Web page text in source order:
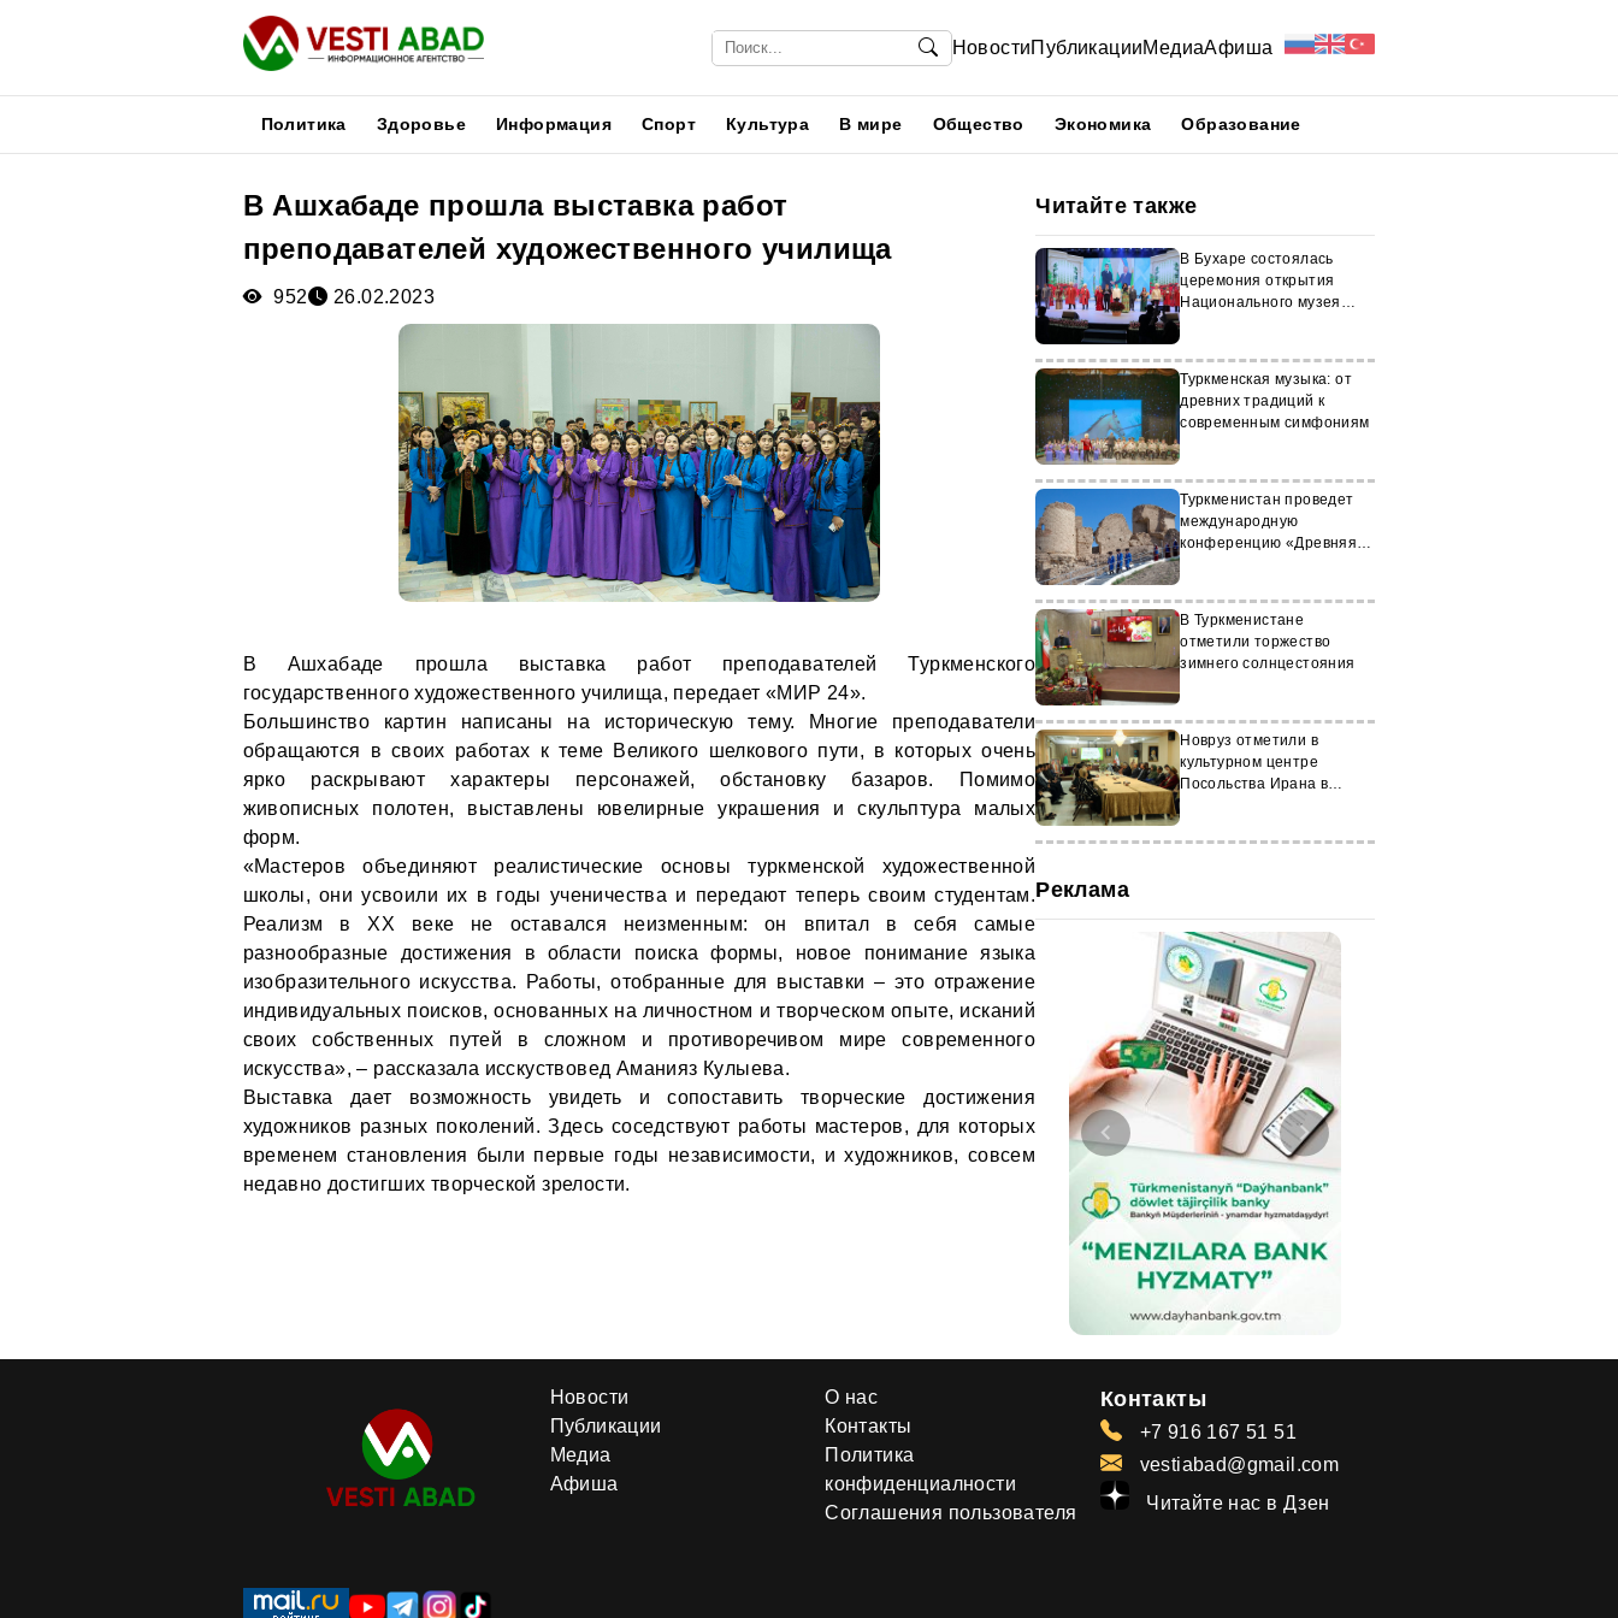
НовостиПубликацииМедиаАфиша
Политика Здоровье Информация Спорт Культура В мире Общество Экономика Образование
В Ашхабаде прошла выставка работ
преподавателей художественного училища
952 26.02.2023
В Ашхабаде прошла выставка работ преподавателей Туркменского
государственного художественного училища, передает «МИР 24».
Большинство картин написаны на историческую тему. Многие преподаватели
обращаются в своих работах к теме Великого шелкового пути, в которых очень
ярко раскрывают характеры персонажей, обстановку базаров. Помимо
живописных полотен, выставлены ювелирные украшения и скульптура малых
форм.
«Мастеров объединяют реалистические основы туркменской художественной
школы, они усвоили их в годы ученичества и передают теперь своим студентам.
Реализм в ХХ веке не оставался неизменным: он впитал в себя самые
разнообразные достижения в области поиска формы, новое понимание языка
изобразительного искусства. Работы, отобранные для выставки – это отражение
индивидуальных поисков, основанных на личностном и творческом опыте, исканий
своих собственных путей в сложном и противоречивом мире современного
искусства», – рассказала исскуствовед Аманияз Кулыева.
Выставка дает возможность увидеть и сопоставить творческие достижения
художников разных поколений. Здесь соседствуют работы мастеров, для которых
временем становления были первые годы независимости, и художников, совсем
недавно достигших творческой зрелости.
Читайте также
В Бухаре состоялась
церемония открытия
Национального музея
Туркменская музыка: от
древних традиций к
современным симфониям
Туркменистан проведет
международную
конференцию «Древняя
В Туркменистане
отметили торжество
зимнего солнцестояния
Новруз отметили в
культурном центре
Посольства Ирана в
Реклама
Новости
Публикации
Медиа
Афиша
О нас
Контакты
Политика
конфиденциалности
Соглашения пользователя
Контакты
+7 916 167 51 51
vestiabad@gmail.com
Читайте нас в Дзен